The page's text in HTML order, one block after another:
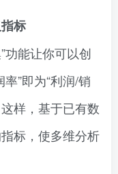
标
功能让你可以创
”即为“利润/销
样，基于已有数
标，使多维分析